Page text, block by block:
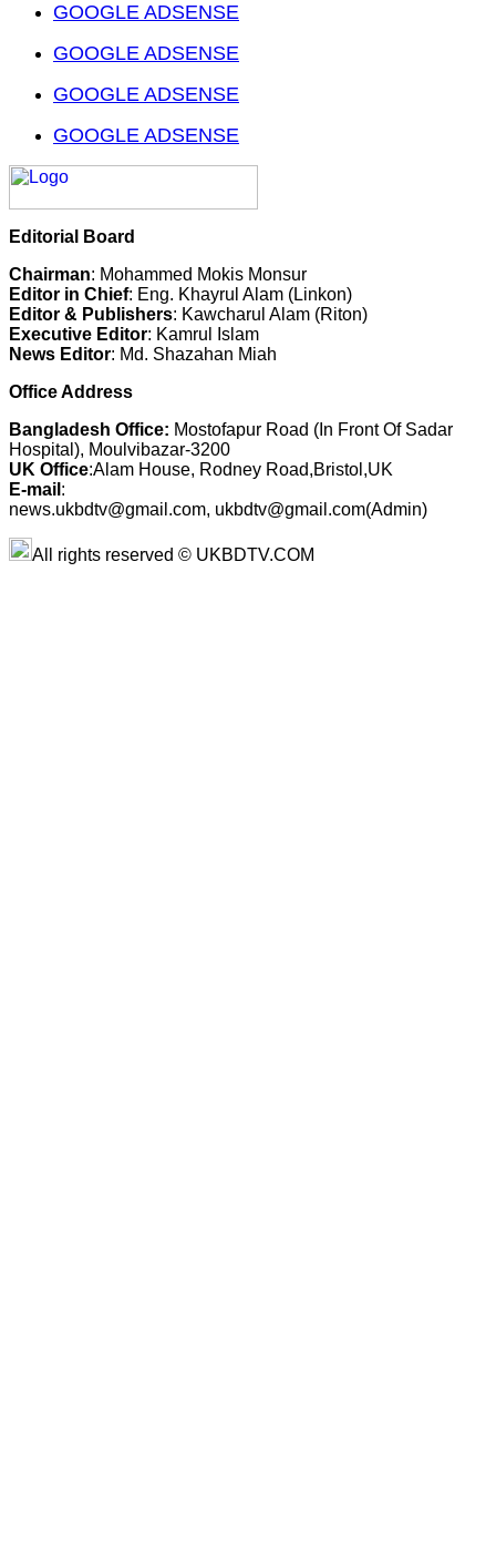
GOOGLE ADSENSE
GOOGLE ADSENSE
GOOGLE ADSENSE
GOOGLE ADSENSE
Editorial Board
Chairman: Mohammed Mokis Monsur
Editor in Chief: Eng. Khayrul Alam (Linkon)
Editor & Publishers: Kawcharul Alam (Riton)
Executive Editor: Kamrul Islam
News Editor: Md. Shazahan Miah
Office Address
Bangladesh Office: Mostofapur Road (In Front Of Sadar
Hospital), Moulvibazar-3200
UK Office:Alam House, Rodney Road,Bristol,UK
E-mail :
news.ukbdtv@gmail.com, ukbdtv@gmail.com(Admin)
All rights reserved © UKBDTV.COM